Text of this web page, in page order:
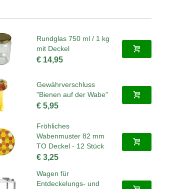
Rundglas 750 ml / 1 kg
mit Deckel
€ 14,95
Gewährverschluss
"Bienen auf der Wabe"
€ 5,95
Fröhliches
Wabenmuster 82 mm
TO Deckel - 12 Stück
€ 3,25
Wagen für
Entdeckelungs- und